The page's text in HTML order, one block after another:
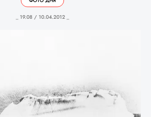
_ 19.08 / 10.04.2012 _